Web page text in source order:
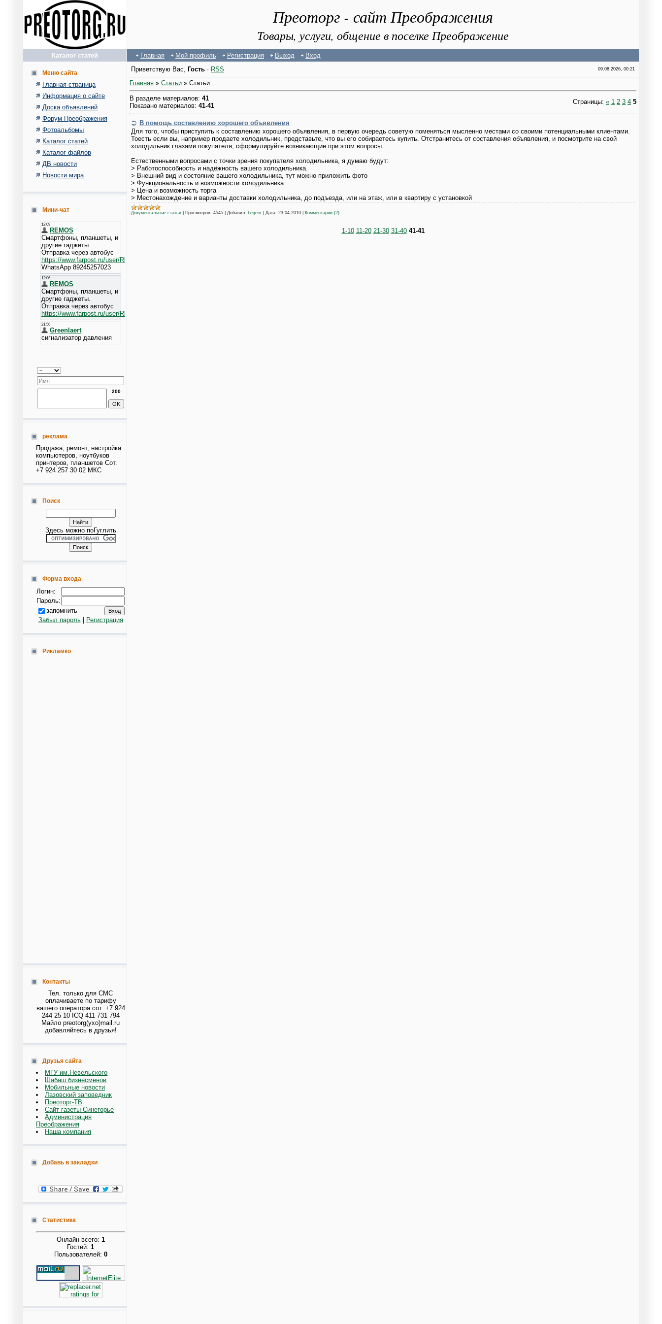
Преоторг - сайт Преображения
Товары, услуги, общение в поселке Преображение
Каталог статей Главная Мой профиль Регистрация Выход Вход
Меню сайта
Главная страница
Информация о сайте
Доска объявлений
Форум Преображения
Фотоальбомы
Каталог статей
Каталог файлов
ДВ новости
Новости мира
Мини-чат
200
реклама
Продажа, ремонт, настройка
компьютеров, ноутбуков
принтеров, планшетов Сот.
+7 924 257 30 02 МКС
Поиск
Здесь можно поГуглить
Форма входа
Логин:
Пароль:
запомнить
Забыл пароль| Регистрация
Рикламко
Контакты
Тел. только для СМС
оплачиваете по тарифу
вашего оператора сот. +7 924
244 25 10 ICQ 411 731 794
Майло preotorg(ухо)mail.ru
добавляйтесь в друзья!
Друзья сайта
МГУ им.Невельского
Шабаш бизнесменов
Мобильные новости
Лазовский заповедник
Преоторг-ТВ
Сайт газеты Синегорье
Администрация
Преображения
Наша компания
Добавь в закладки
Статистика
Онлайн всего: 1
Гостей: 1
Пользователей: 0
Приветствую Вас, Гость · RSS 09.08.2026, 00:21
Главная » Статьи » Статьи
В разделе материалов: 41
Показано материалов: 41-41
Страницы: « 1 2 3 4 5
В помощь составлению хорошего объявления
Для того, чтобы приступить к составлению хорошего объявления, в первую очередь советую поменяться мысленно местами со своими потенциальными клиентами.
Тоесть если вы, например продаете холодильник, представьте, что вы его собираетесь купить. Отстранитесь от составления объявления, и посмотрите на свой
холодильник глазами покупателя, сформулируйте возникающие при этом вопросы.
Естественными вопросами с точки зрения покупателя холодильника, я думаю будут:
> Работоспособность и надёжность вашего холодильника.
> Внешний вид и состояние вашего холодильника, тут можно приложить фото
> Функциональность и возможности холодильника
> Цена и возможность торга
> Местонахождение и варианты доставки холодильника, до подъезда, или на этаж, или в квартиру с установкой
Документальные статьи Просмотров: 4545 Добавил: Legeor Дата: 23.04.2010 Комментарии (2)
1-10 11-20 21-30 31-40 41-41